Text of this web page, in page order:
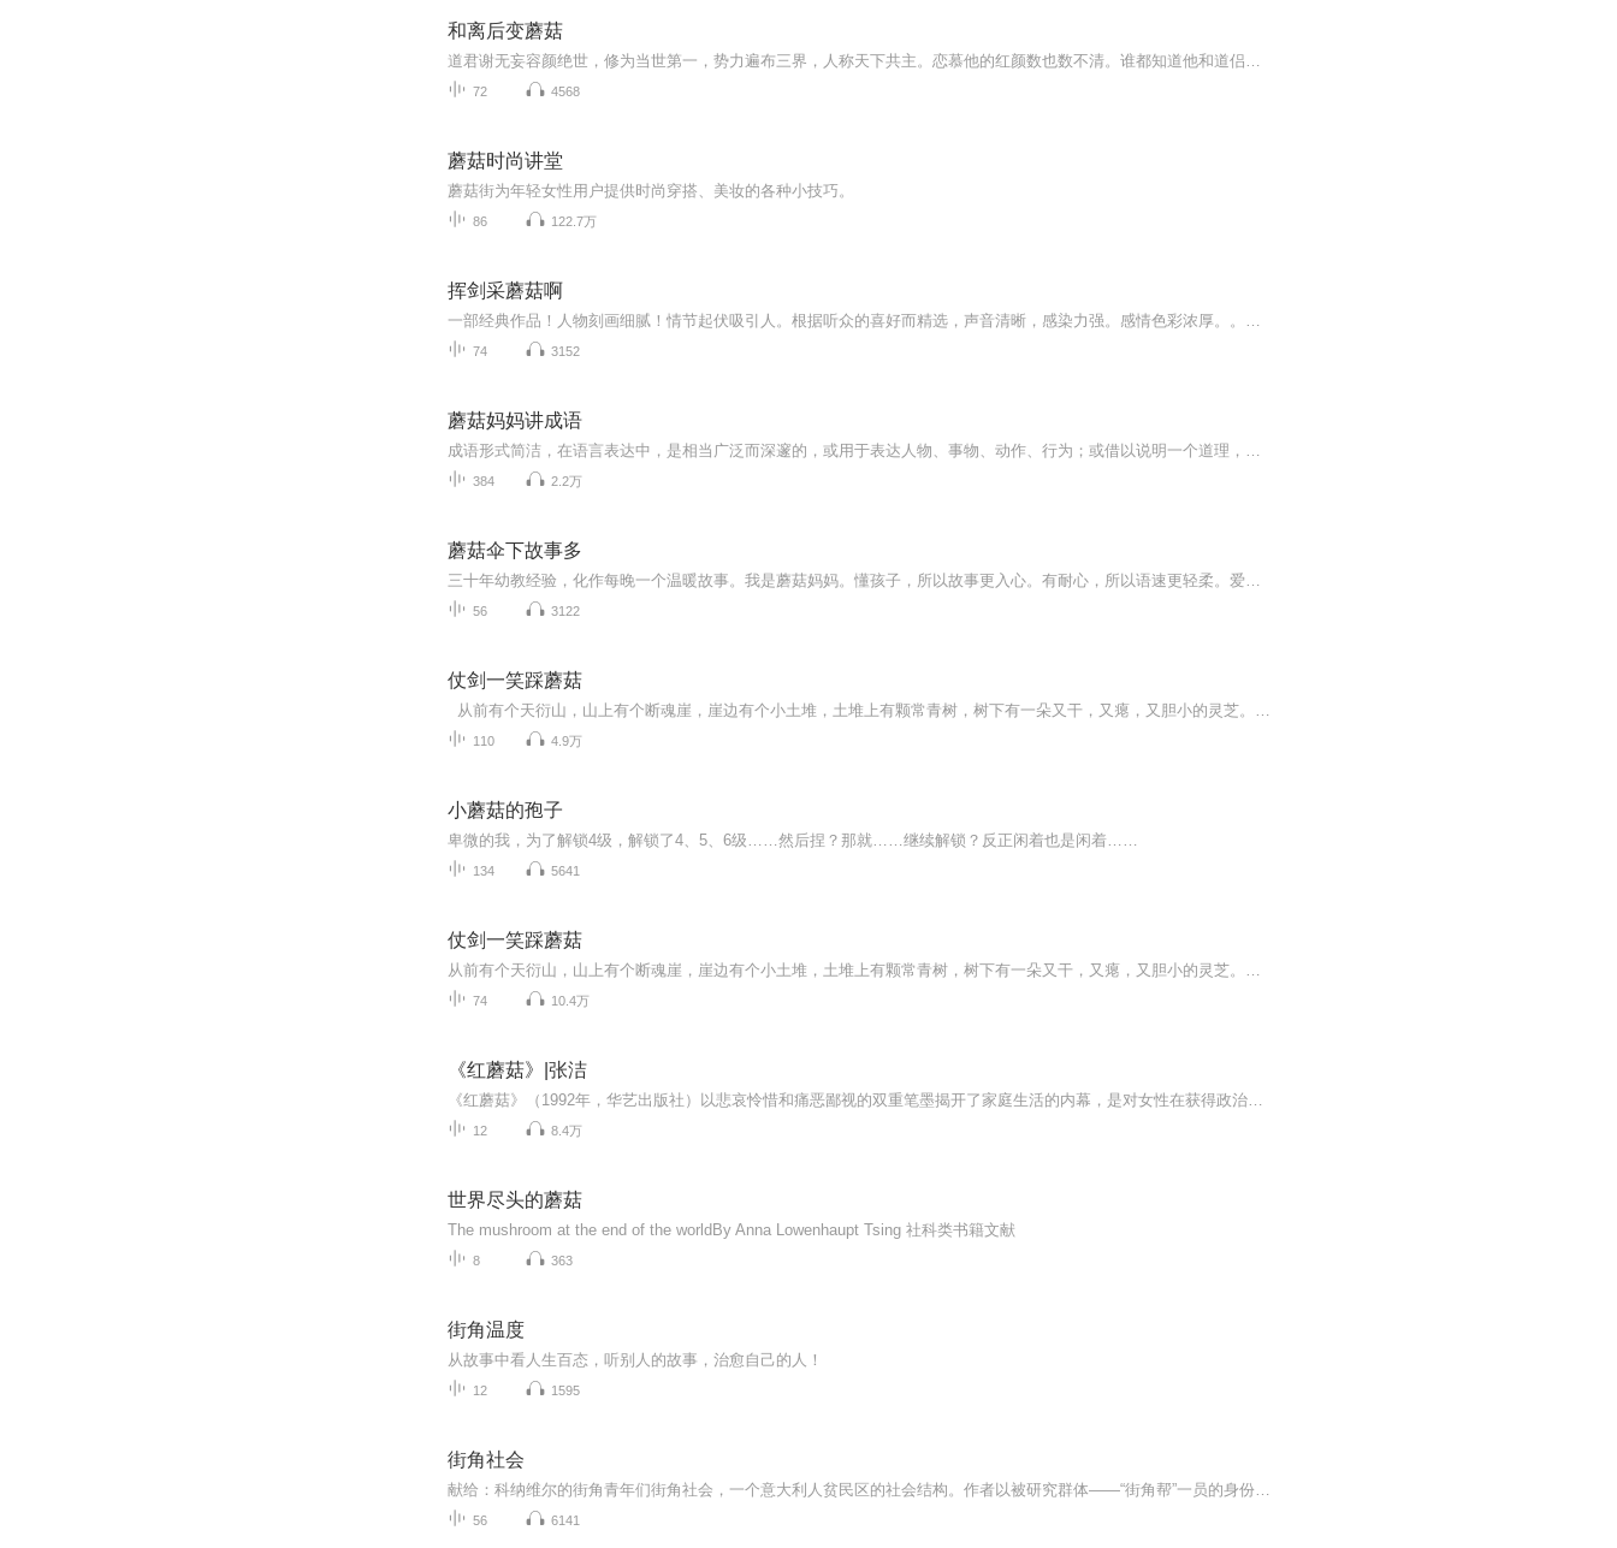
和离后变蘑菇
道君谢无妄容颜绝世，修为当世第一，势力遍布三界，人称天下共主。恋慕他的红颜数也数不清。谁都知道他和道侣宁青青没什么感情，留着她，不过是因为她伴他多年，就像他的剑、他的法宝，没有必要抛弃罢了。宁青青也是这么认为的。无论她付出多少，他的眼中...
72 4568
蘑菇时尚讲堂
蘑菇街为年轻女性用户提供时尚穿搭、美妆的各种小技巧。
86 122.7万
挥剑采蘑菇啊
一部经典作品！人物刻画细腻！情节起伏吸引人。根据听众的喜好而精选，声音清晰，感染力强。感情色彩浓厚。。就是对我们的最大支持和厚爱。每天加班很辛苦，您就动动手指支持一下吧！一部经典作品！人物刻画细腻！情节起伏吸引人。根据听众的喜好而精选，声音清晰，感染力强。感情色彩浓厚。。就是对我们的最大支持和厚爱。每天加班很辛苦，您就动动手指支持一下吧！一部经典作品！人物刻画细腻！情节起伏吸引人。根据听众的喜好而精选，声音清晰，感染力强。感情色彩浓厚。。就是对我们的最大支持和厚爱。每天加班很...
74 3152
蘑菇妈妈讲成语
成语形式简洁，在语言表达中，是相当广泛而深邃的，或用于表达人物、事物、动作、行为；或借以说明一个道理，言此喻彼，都可以起到言简意赅、耐人寻味、丰富表现力的作用。从小让孩子学习成语可以丰富文化知识，提高语言表达能力，还可以作为一种品德的教...
384 2.2万
蘑菇伞下故事多
三十年幼教经验，化作每晚一个温暖故事。我是蘑菇妈妈。懂孩子，所以故事更入心。有耐心，所以语速更轻柔。爱教育，所以每个故事结尾，都藏着一个成长小秘密。适合2-6岁宝贝。订阅我，用专业守护孩子的睡前时光。
56 3122
仗剑一笑踩蘑菇
从前有个天衍山，山上有个断魂崖，崖边有个小土堆，土堆上有颗常青树，树下有一朵又干，又瘪，又胆小的灵芝。每天看到人便惊惶地闭上眼默念：不要抓我炖汤，不要抓我炖汤……直到有一天，一道白光从天而降，她坐地成人，或者说，她拼命想要做个人……直...
110 4.9万
小蘑菇的孢子
卑微的我，为了解锁4级，解锁了4、5、6级……然后捏？那就……继续解锁？反正闲着也是闲着……
134 5641
仗剑一笑踩蘑菇
从前有个天衍山，山上有个断魂崖，崖边有个小土堆，土堆上有颗常青树，树下有一朵又干，又瘪，又胆小的灵芝。每天看到人便惊惶地闭上眼默念：不要抓我炖汤，不要抓我炖汤……直到有一天，一道白光从天而降，她坐地成人，或者说，她拼命想要做个人……
74 10.4万
《红蘑菇》|张洁
《红蘑菇》（1992年，华艺出版社）以悲哀怜惜和痛恶鄙视的双重笔墨揭开了家庭生活的内幕，是对女性在获得政治、经济、文化生活各方面的应有权力之后，对妇女自身和男性世界的人性（弱点）及灵魂的现代审视。
12 8.4万
世界尽头的蘑菇
The mushroom at the end of the worldBy Anna Lowenhaupt Tsing 社科类书籍文献
8 363
街角温度
从故事中看人生百态，听别人的故事，治愈自己的人！
12 1595
街角社会
献给：科纳维尔的街角青年们街角社会，一个意大利人贫民区的社会结构。作者以被研究群体——“街角帮”一员的身份，置身于观察对象的环境和活动中，对闲荡于街头巷尾的意裔青年的生活状况，非正式组织的内部结构及活动方式，以及他们与周围社会（主要是非...
56 6141